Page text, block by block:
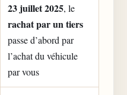
23 juillet 2025, le
rachat par un tiers
passe d’abord par
l’achat du véhicule
par vous